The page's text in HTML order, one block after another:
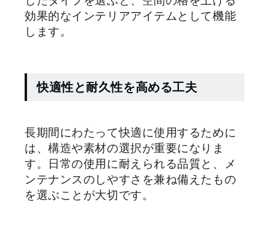
効果的なインテリアアイテムとして機能
します。
快適性と耐久性を高める工夫
長期間にわたって快適に使用するために
は、構造や素材の選択が重要になりま
す。日常の使用に耐えられる品質と、メ
ンテナンスのしやすさを兼ね備えたもの
を選ぶことが大切です。